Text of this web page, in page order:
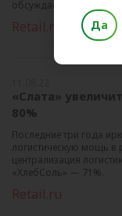
обсуждаемых тем на
Retail.ru
«Слата»
80%
Последние три года
логистическую мощь в
централизация
«ХлебСоль» — 71%.
Retail.ru
Да